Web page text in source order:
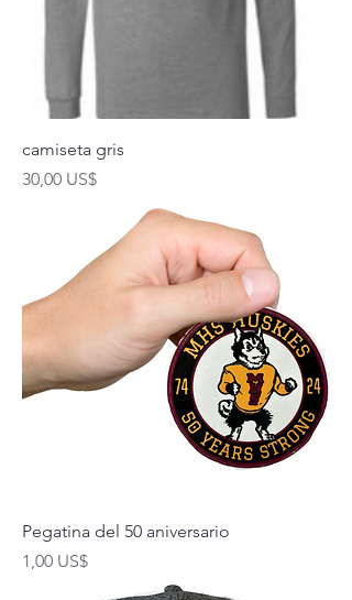
camiseta gris
Precio
30,00 US$
Pegatina del 50 aniversario
Precio
1,00 US$